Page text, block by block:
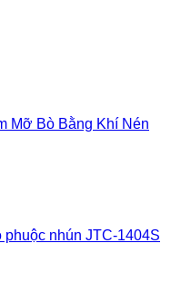
Mỡ Bò Bằng Khí Nén
phuộc nhún JTC-1404S